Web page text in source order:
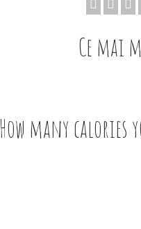
Ce mai
How many calories